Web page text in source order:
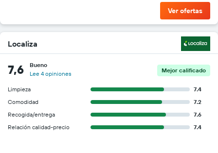
Ver ofertas
Localiza
7,6
Bueno
Lee 4 opiniones
Mejor calificado
Limpieza
7.4
Comodidad
7.2
Recogida/entrega
7.6
Relación calidad-precio
7.4